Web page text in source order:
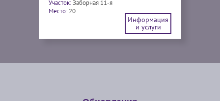
Участок:Заборная 11-я
Место: 20
Информация
и услуги